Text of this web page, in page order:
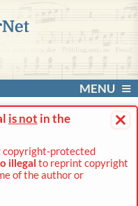
MENU
×
is not in the
copyright-protected
illegal to reprint copyright
of the author or